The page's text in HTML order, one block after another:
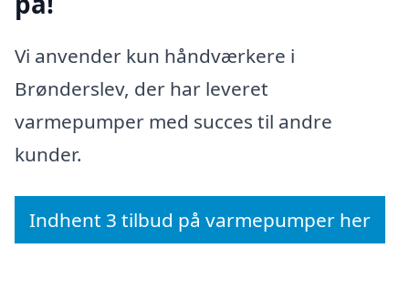
Vi anvender kun håndværkere i
Brønderslev, der har leveret
varmepumper med succes til andre
kunder.
Indhent 3 tilbud på varmepumper her